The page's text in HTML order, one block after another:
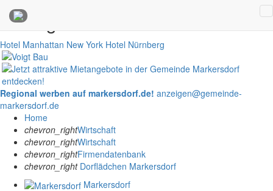
Anzeigen
Hotel Manhattan New York Hotel Nürnberg
Regional werben auf markersdorf.de! anzeigen@gemeinde-
markersdorf.de
Home
chevron_rightWirtschaft
chevron_rightWirtschaft
chevron_rightFirmendatenbank
chevron_rightDorflädchen Markersdorf
Markersdorf